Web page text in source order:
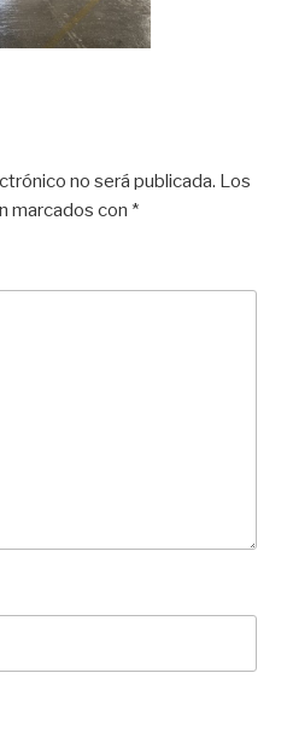
no será publicada. Los
marcados con *